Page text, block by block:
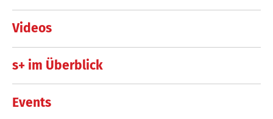
Videos
s+ im Überblick
Events